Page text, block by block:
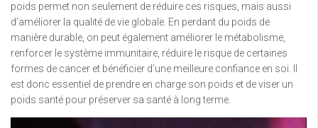
poids permet non seulement de réduire ces risques, mais aussi
d’améliorer la qualité de vie globale. En perdant du poids de
manière durable, on peut également améliorer le métabolisme,
renforcer le système immunitaire, réduire le risque de certaines
formes de cancer et bénéficier d’une meilleure confiance en soi. Il
est donc essentiel de prendre en charge son poids et de viser un
poids santé pour préserver sa santé à long terme.